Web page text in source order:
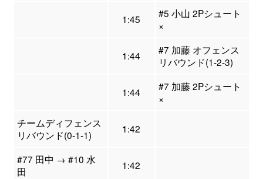
1:45
#5 小山 2Pシュート
×
1:44
#7 加藤 オフェンス
リバウンド(1-2-3)
1:44
#7 加藤 2Pシュート
×
チームディフェンス
リバウンド(0-1-1)
1:42
#77 田中 → #10 水
田
1:42